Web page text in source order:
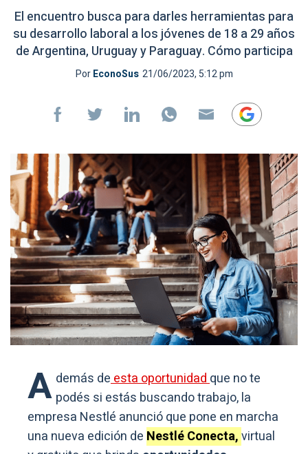
El encuentro busca para darles herramientas para
su desarrollo laboral a los jóvenes de 18 a 29 años
de Argentina, Uruguay y Paraguay. Cómo participa
PorEconoSus 21/06/2023, 5:12 pm
A demás deesta oportunidadque no te
podés si estás buscando trabajo, la
empresa Nestlé anunció que pone en marcha
una nueva edición de Nestlé Conecta,virtual